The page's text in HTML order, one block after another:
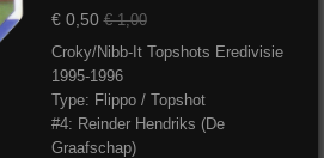
€ 0,50 € 1,00
Croky/Nibb-It Topshots Eredivisie
1995-1996
Type: Flippo / Topshot
#4: Reinder Hendriks (De
Graafschap)